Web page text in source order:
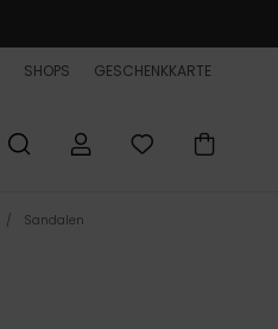
SHOPS GESCHENKKARTE
Sandalen